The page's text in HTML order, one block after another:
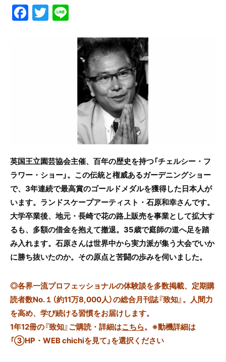
F
a
T
w
e
英国王立園芸協会主催、百年の歴史を持つ「チェルシー・フ
ラワー・ショー」。この伝統と権威あるガーデニングショー
で、3年連続で最高賞のゴールドメダルを獲得した日本人が
います。ランドスケープアーティスト・石原和幸さんです。
大学卒業後、地元・長崎で花の路上販売を事業として拡大す
るも、多額の借金を抱えて撤退。35歳で庭師の道へ足を踏
み入れます。石原さんは世界中から実力派が集う大会でいか
に勝ち抜いたのか。その原点と苦闘の歩みを伺いました。
◎各界一流プロフェッショナルの体験談を多数掲載、定期購
読者数No.１（約11万8,000人）の総合月刊誌『致知』。人間力
を高め、学び続ける習慣をお届けします。
1年12冊の『致知』ご購読・詳細はこちら。 ※動機詳細は
「③HP・WEB chichiを見て」を選択ください